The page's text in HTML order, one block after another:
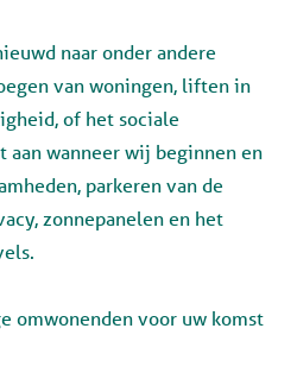
naar onder andere
van woningen, liften in
of het sociale
wanneer wij beginnen en
parkeren van de
zonnepanelen en het
omwonenden voor uw komst